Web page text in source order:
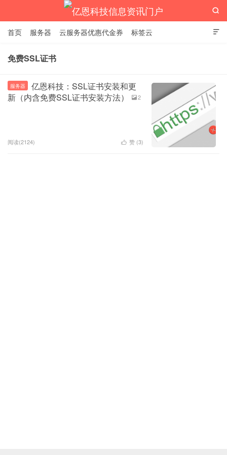
亿恩科技信息资讯门户

首页 服务器 云服务器优惠代金券 标签云

免费SSL证书
服务器
亿恩科技：SSL证书安装和更
新（内含免费SSL证书安装方法）
2
阅读(2124)  赞 (3)